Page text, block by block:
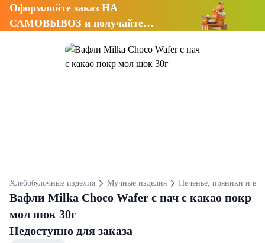
Оформляйте заказ НА
САМОВЫВОЗ и получайте
Хлебобулочные изделия Мучные изделия Печенье, пряники и
Вафли Milka Choco Wafer с нач с какао покр
мол шок 30г
Недоступно для заказа